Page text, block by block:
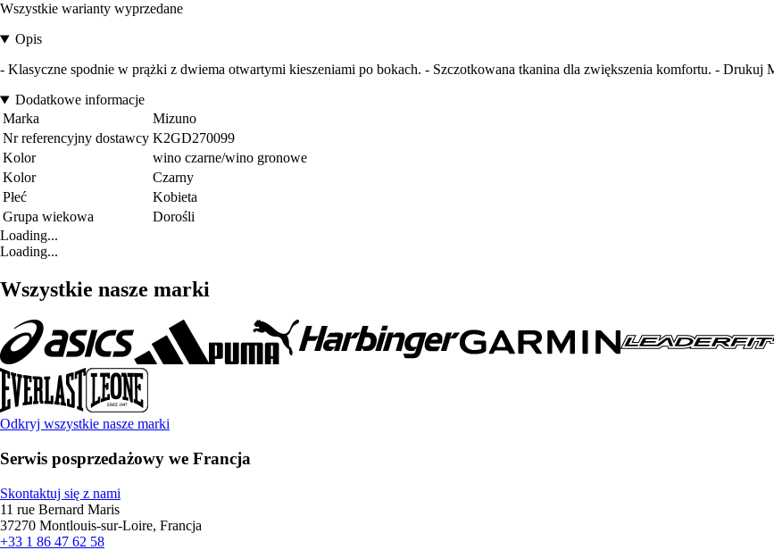
Wszystkie warianty wyprzedane
Opis
- Klasyczne spodnie w prążki z dwiema otwartymi kieszeniami po bokach. - Szczotkowana tkanina dla zwiększenia komfortu. - Drukuj
Dodatkowe informacje
Marka
Mizuno
Nr referencyjny dostawcy K2GD270099
Kolor
wino czarne/wino gronowe
Kolor
Czarny
Płeć
Kobieta
Grupa wiekowa
Dorośli
Loading...
Loading...
Wszystkie nasze marki
Odkryj wszystkie nasze marki
Serwis posprzedażowy we Francja
Skontaktuj się z nami
11 rue Bernard Maris
37270 Montlouis-sur-Loire, Francja
+33 1 86 47 62 58